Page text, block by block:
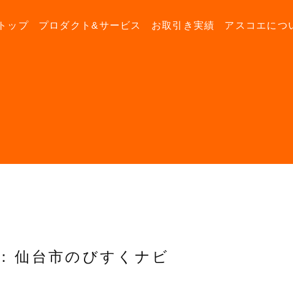
トップ プロダクト&サービス お取引き実績 アスコエにつ
仙台市のびすくナビ